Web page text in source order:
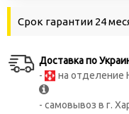
Срок гарантии 24
Доставка по
-
на отделение
- самовывоз в г.